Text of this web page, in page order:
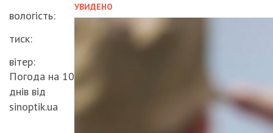
УВИДЕНО
вологість:
тиск:
вітер:
Погода на 10
днів від
sinoptik.ua